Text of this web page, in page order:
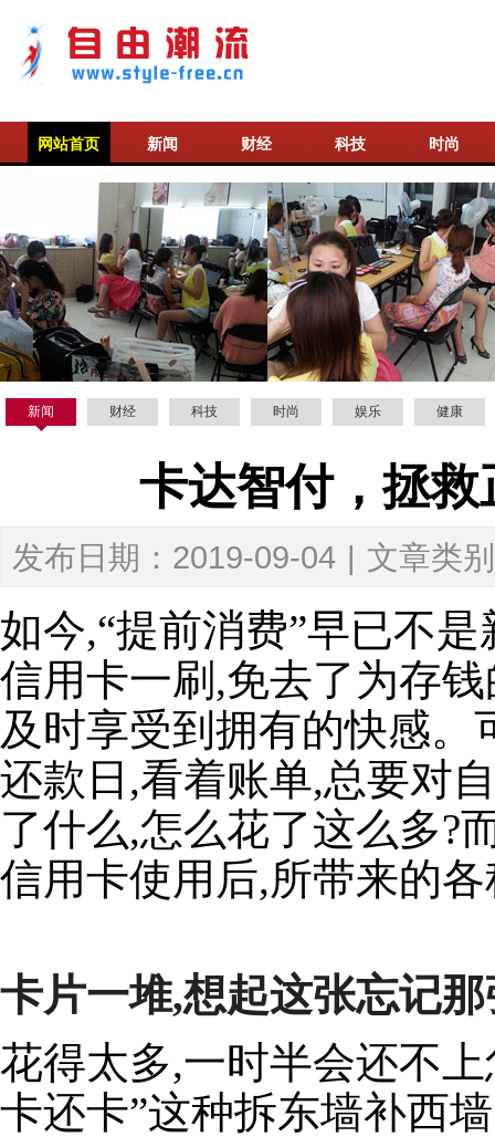
网站首页 新闻 财经 科技 时尚
新闻 财经 科技 时尚 娱乐 健康
卡达智付，拯
发布日期：2019-09-04 | 文章类
如今,“提前消费”早已不
信用卡一刷,免去了为存
及时享受到拥有的快感。
还款日,看着账单,总要对
了什么,怎么花了这么多?
信用卡使用后,所带来的
卡片一堆,想起这张忘记那
花得太多,一时半会还不
卡还卡”这种拆东墙补西